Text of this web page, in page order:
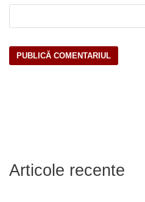
Articole recente